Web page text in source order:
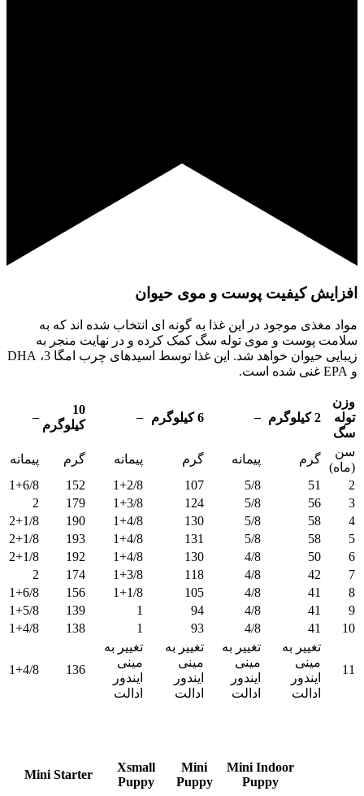
افزایش کیفیت پوست و موی حیوان
مواد مغذی موجود در این غذا به گونه ای انتخاب شده اند که به
سلامت پوست و موی توله سگ کمک کرده و در نهایت منجر به
زیبایی حیوان خواهد شد. این غذا توسط اسیدهای چرب امگا 3، DHA
و EPA غنی شده است.
وزن
توله
سگ
2 کیلوگرم – 6 کیلوگرم –
10
کیلوگرم
–
سن
(ماه)
گرم پیمانه گرم پیمانه گرم
پیمانه
2
51
5/8
107
1+2/8
152
1+6/8
3
56
5/8
124
1+3/8
179
2
4
58
5/8
130
1+4/8
190
2+1/8
5
58
5/8
131
1+4/8
193
2+1/8
6
50
4/8
130
1+4/8
192
2+1/8
7
42
4/8
118
1+3/8
174
2
8
41
4/8
105
1+1/8
156
1+6/8
9
41
4/8
94
1
139
1+5/8
10
41
4/8
93
1
138
1+4/8
11
تغییر به
مینی
ایندور
ادالت
تغییر به
مینی
ایندور
ادالت
تغییر به
مینی
ایندور
ادالت
تغییر به
مینی
ایندور
ادالت
136
1+4/8
Mini Indoor
Puppy
Mini
Puppy
Xsmall
Puppy
Mini Starter